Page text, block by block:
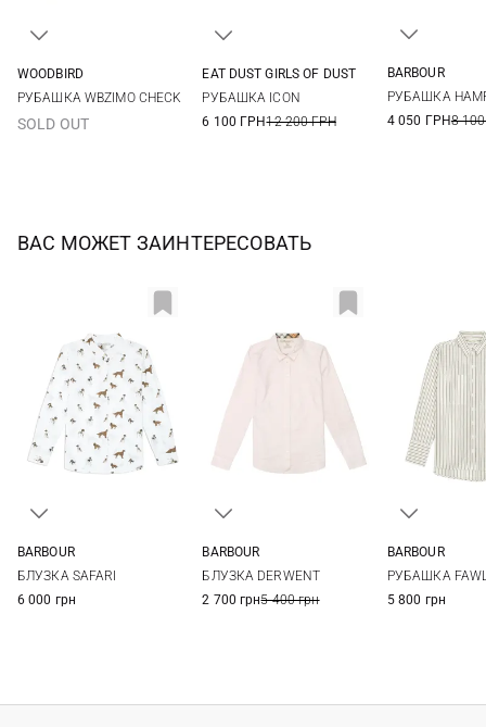
WOODBIRD
РУБАШКА WBZIMO CHECK
SOLD OUT
EAT DUST GIRLS OF DUST
РУБАШКА ICON
6 100 ГРН12 200 ГРН
BARBOUR
РУБАШКА
4 050 ГРН8
ВАС МОЖЕТ ЗАИНТЕРЕСОВАТЬ
BARBOUR
БЛУЗКА SAFARI
6 000 грн
BARBOUR
БЛУЗКА DERWENT
2 700 грн5 400 грн
BARBOUR
РУБАШКА
5 800 грн